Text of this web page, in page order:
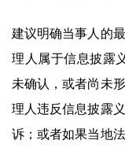
建议明确当事人的
理人属于信息披露
未确认，或者尚未
理人违反信息披露
诉；或者如果当地